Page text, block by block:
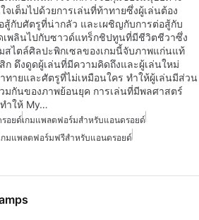
เต็มไปด้วยการเล่นที่ท้าทายซึ่งผู้เล่นต้อง
สู้กับศัตรูที่น่ากลัว และเผชิญกับการต่อสู้กับ
พลินไปกับซาวด์แทร็กชิปทูนที่มีชีวิตชีวาซึ่ง
สไตล์ศิลปะพิกเซลของเกมนี้จับภาพแก่นแท้
ก ดึงดูดผู้เล่นที่มีความคิดถึงและผู้เล่นใหม่
ทายและศัตรูที่ไม่เหมือนใคร ทำให้ผู้เล่นมีส่วน
มกันของภาพย้อนยุค การเล่นที่มีพลศาสตร์
ำให้ My…
อยด์เกมแพลตฟอร์มสำหรับแอนดรอยด์
กมแพลตฟอร์มฟรีสำหรับแอนดรอยด์